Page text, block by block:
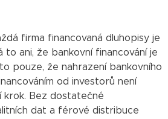
firma financovaná dluhopisy je
to ani, že bankovní financování je
pouze, že nahrazení bankovního
od investorů není
krok. Bez dostatečné
dat a férové distribuce